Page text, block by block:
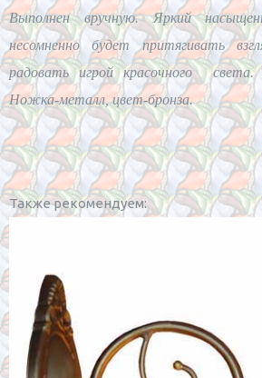
Выполнен вручную. Яркий
несомненно будет притягивать
радовать игрой красочного
Ножка-металл, цвет-бронза.
Также рекомендуем: